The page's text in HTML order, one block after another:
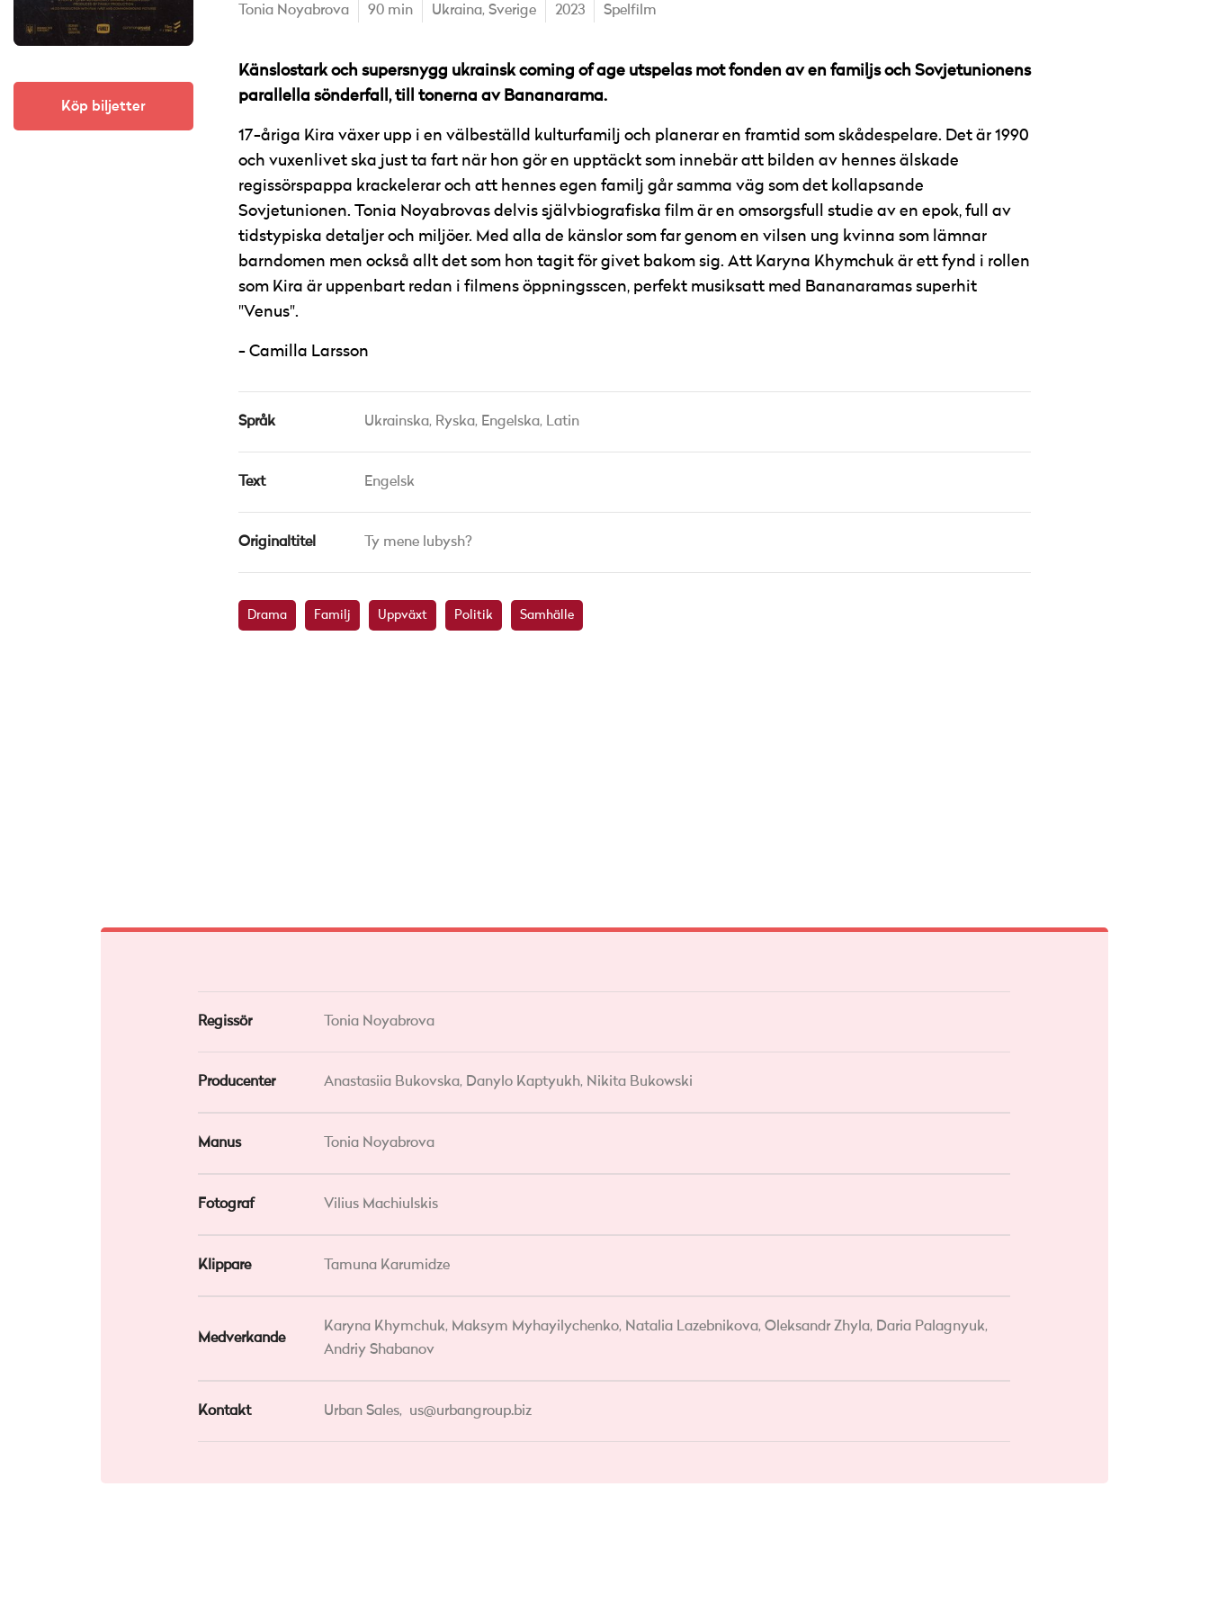
Köp biljetter
Tonia Noyabrova 90 min Ukraina, Sverige 2023 Spelfilm
Känslostark och supersnygg ukrainsk coming of age utspelas mot fonden av en familjs och Sovjetunionens
parallella sönderfall, till tonerna av Bananarama.
17-åriga Kira växer upp i en välbeställd kulturfamilj och planerar en framtid som skådespelare. Det är 1990
och vuxenlivet ska just ta fart när hon gör en upptäckt som innebär att bilden av hennes älskade
regissörspappa krackelerar och att hennes egen familj går samma väg som det kollapsande
Sovjetunionen. Tonia Noyabrovas delvis självbiografiska film är en omsorgsfull studie av en epok, full av
tidstypiska detaljer och miljöer. Med alla de känslor som far genom en vilsen ung kvinna som lämnar
barndomen men också allt det som hon tagit för givet bakom sig. Att Karyna Khymchuk är ett fynd i rollen
som Kira är uppenbart redan i filmens öppningsscen, perfekt musiksatt med Bananaramas superhit
"Venus".
Camilla Larsson
Språk Ukrainska, Ryska, Engelska, Latin
Text Engelsk
Originaltitel Ty mene lubysh?
Drama Familj Uppväxt Politik Samhälle
Regissör Tonia Noyabrova
Producenter Anastasiia Bukovska, Danylo Kaptyukh, Nikita Bukowski
Manus Tonia Noyabrova
Fotograf Vilius Machiulskis
Klippare Tamuna Karumidze
Medverkande
Karyna Khymchuk, Maksym Myhayilychenko, Natalia Lazebnikova, Oleksandr Zhyla, Daria Palagnyuk,
Andriy Shabanov
Kontakt Urban Sales, us@urbangroup.biz